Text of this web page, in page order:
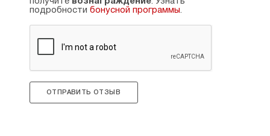
подробности бонусной программы.
ОТПРАВИТЬ ОТЗЫВ